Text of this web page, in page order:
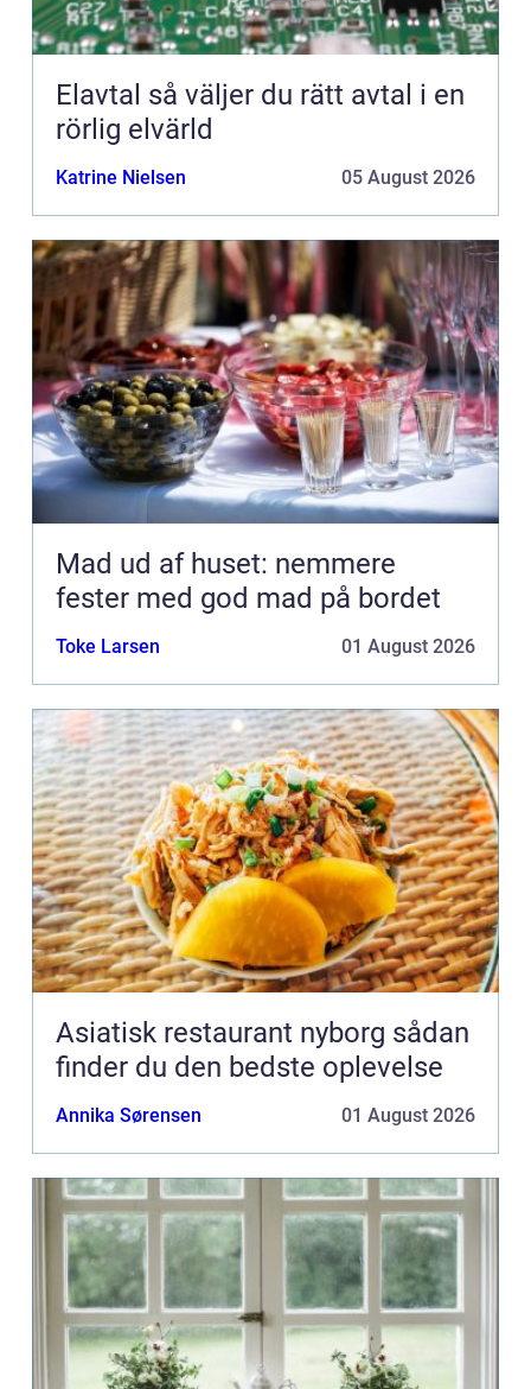
Elavtal så väljer du rätt avtal i en
rörlig elvärld
Katrine Nielsen 05 August 2026
Mad ud af huset: nemmere
fester med god mad på bordet
Toke Larsen 01 August 2026
Asiatisk restaurant nyborg sådan
finder du den bedste oplevelse
Annika Sørensen 01 August 2026